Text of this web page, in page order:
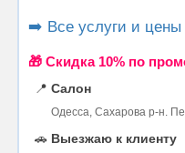
➡️ Все услуги и цены
🎁 Cкидка 10% по
📍 Салон
Одесса, Сахарова р-н.
🚗 Выезжаю к клиенту